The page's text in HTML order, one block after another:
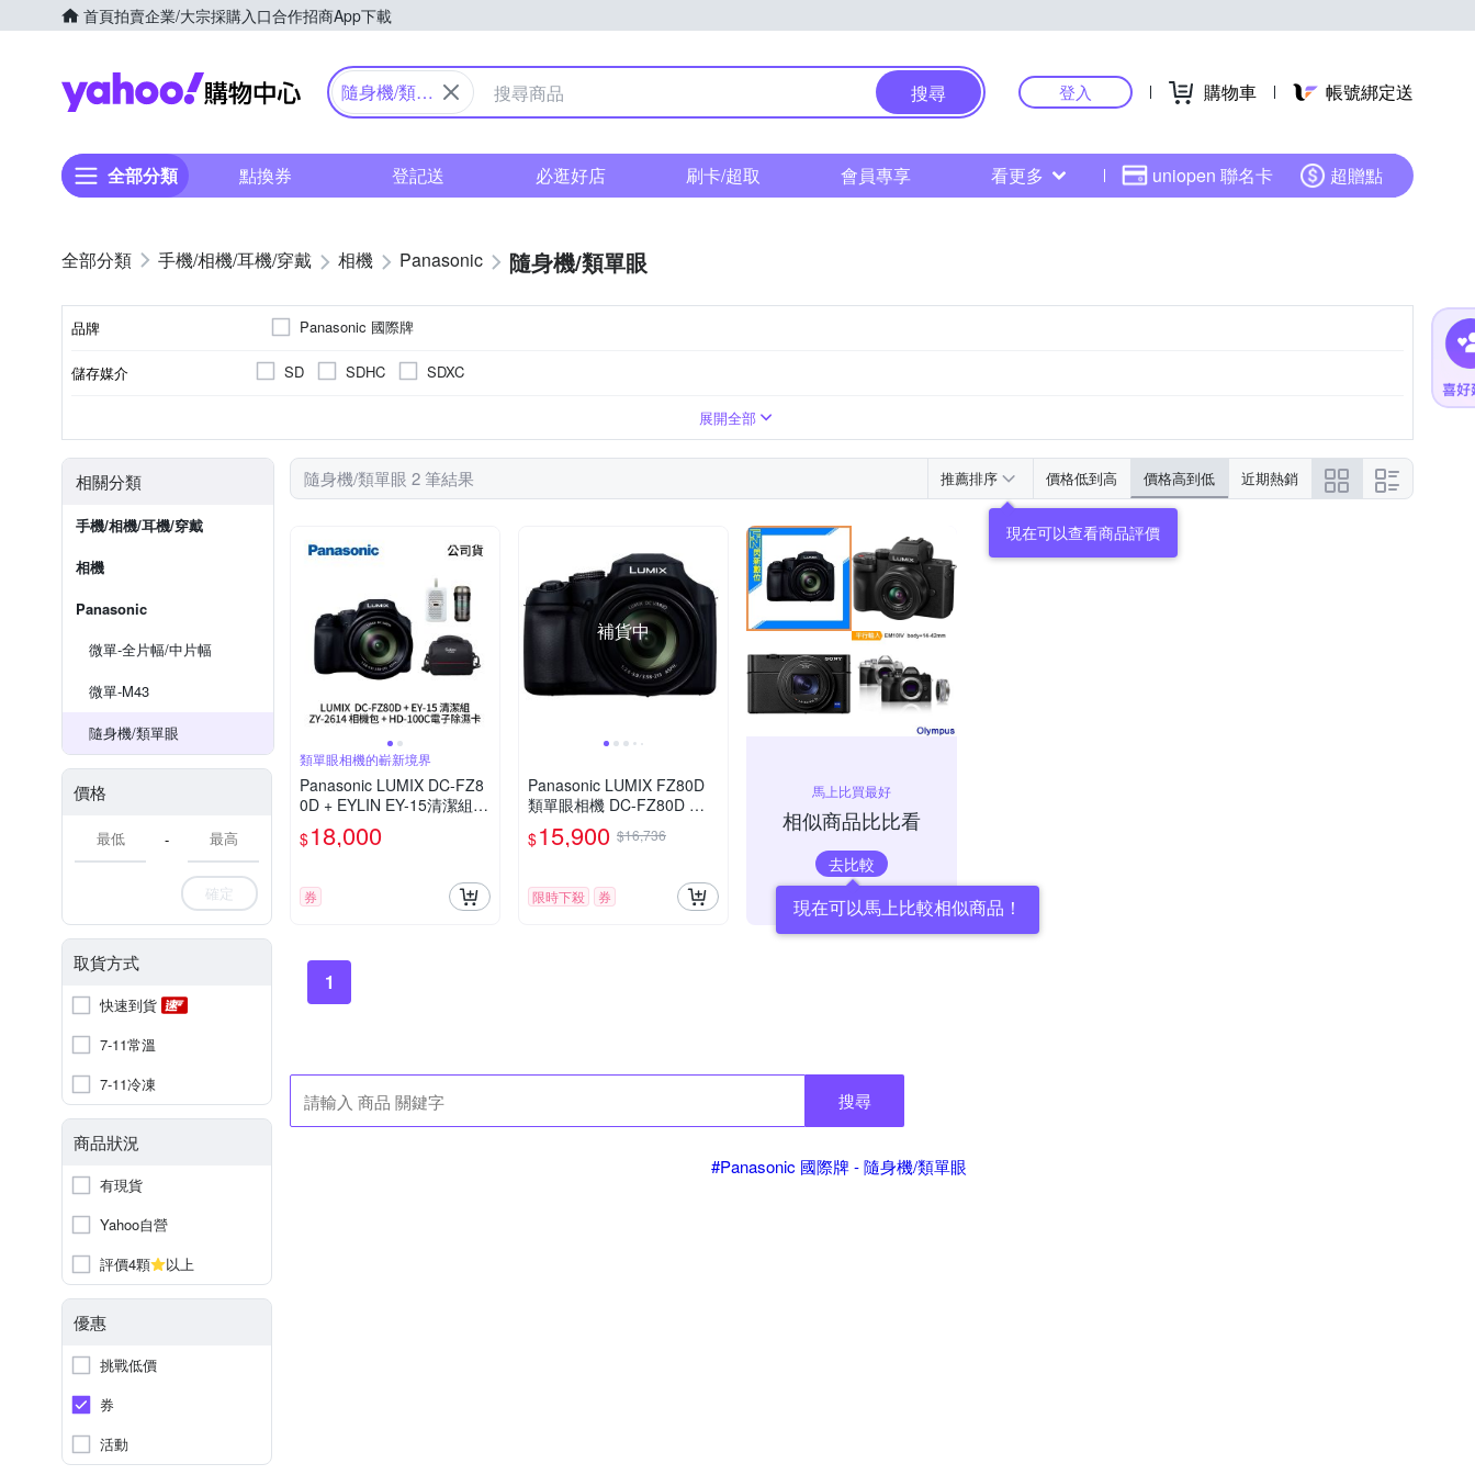
首頁拍賣企業/大宗採購入口合作招商App下載
Yahoo購物中心
隨身機/類單
搜尋 登入 購物車 帳號綁定送
全部分類 點換券 登記送 必逛好店 刷卡/超取 會員專享 看更多 uniopen 聯名卡 超贈點
手機/相機/耳機/穿戴 相機 Panasonic 隨身機/類單眼
品牌 Panasonic 國際牌
儲存媒介 SD SDHC SDXC
展開全部
相關分類
手機/相機/耳機/穿戴
相機
Panasonic
微單-全片幅/中片幅
微單-M43
隨身機/類單眼
價格
-
確定
取貨方式
快速到貨
7-11常溫
7-11冷凍
商品狀況
有現貨
Yahoo自營
評價4顆
以上
優惠
挑戰低價
券
活動
隨身機/類單眼 2 筆結果 推薦排序 價格低到高 價格高到低 近期熱銷
現在可以查看商品評價
類單眼相機的嶄新境界
Panasonic LUMIX DC-FZ8
0D + EYLIN EY-15清潔組 +
SunLight ZY-2614相機包 +
EirMai 銳瑪 HD-100C電子
$18,000
券
補貨中
Panasonic LUMIX FZ80D
類單眼相機 DC-FZ80D 公
司貨
$15,900 $16,736
限時下殺 券
馬上比買最好
相似商品比比看
去比較
現在可以馬上比較相似商品！
1
搜尋
#Panasonic 國際牌 - 隨身機/類單眼